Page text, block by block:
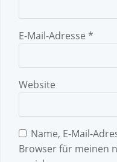
E-Mail-Adresse *
Website
Name, E-Mail-
Browser für meinen